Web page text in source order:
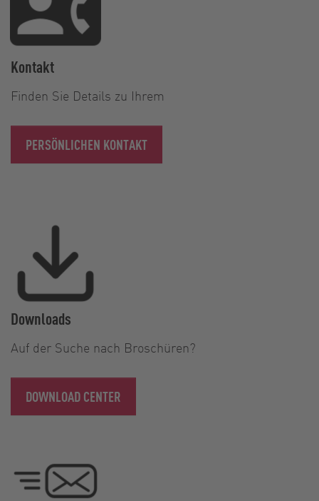
Kontakt
Finden Sie Details zu Ihrem
PERSÖNLICHEN KONTAKT
Downloads
Auf der Suche nach Broschüren?
DOWNLOAD CENTER